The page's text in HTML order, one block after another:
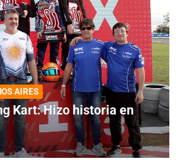
AIRES
Kart: Hizo historia en